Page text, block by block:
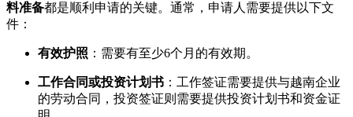
料准备都是顺利申请的关键。通常，申请人需要提供以下文
件：
有效护照 ：需要有至少6个月的有效期。
工作合同或投资计划书 ：工作签证需要提供与越南企业
的劳动合同，投资签证则需要提供投资计划书和资金证